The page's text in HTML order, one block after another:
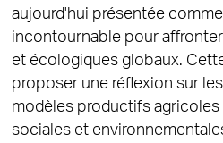
aujourd'hui présentée
incontournable pour
et écologiques globaux.
proposer une réflexion sur
modèles productifs
sociales et